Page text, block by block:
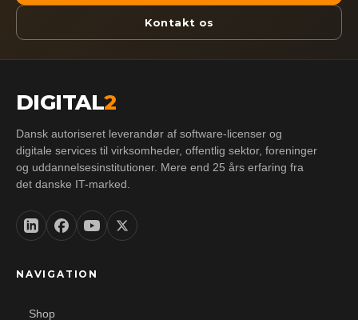
Kontakt os
DIGITAL2
Dansk autoriseret leverandør af software-licenser og
digitale services til virksomheder, offentlig sektor, foreninger
og uddannelsesinstitutioner. Mere end 25 års erfaring fra
det danske IT-marked.
NAVIGATION
Shop